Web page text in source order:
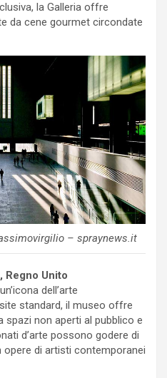
la Galleria offre
da cene gourmet circondate
– spraynews.it
Regno Unito
dell’arte
standard, il museo offre
non aperti al pubblico e
d’arte possono godere di
opere di artisti contemporanei